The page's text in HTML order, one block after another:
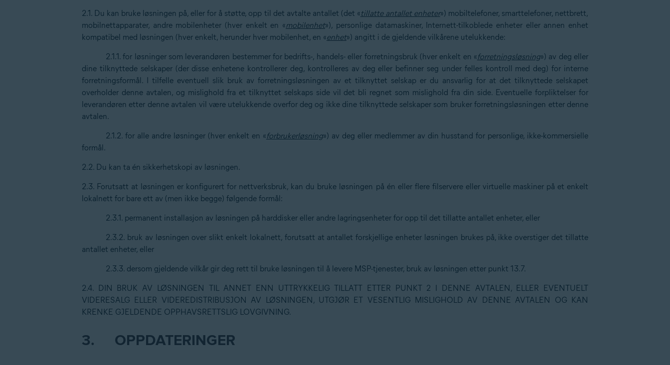
2.1. Du kan bruke løsningen på, eller for å støtte, opp til det avtalte antallet (det «tillatte antallet enheter») mobiltelefoner, smarttelefoner, nettbrett,
mobilnettapparater, andre mobilenheter (hver enkelt en «mobilenhet»), personlige datamaskiner, Internett-tilkoblede enheter eller annen enhet
kompatibel med løsningen (hver enkelt, herunder hver mobilenhet, en «enhet») angitt i de gjeldende vilkårene utelukkende:
2.1.1. for løsninger som leverandøren bestemmer for bedrifts-, handels- eller forretningsbruk (hver enkelt en «forretningsløsning») av deg eller
dine tilknyttede selskaper (der disse enhetene kontrollerer deg, kontrolleres av deg eller befinner seg under felles kontroll med deg) for interne
forretningsformål. I tilfelle eventuell slik bruk av forretningsløsningen av et tilknyttet selskap er du ansvarlig for at det tilknyttede selskapet
overholder denne avtalen, og mislighold fra et tilknyttet selskaps side vil det bli regnet som mislighold fra din side. Eventuelle forpliktelser for
leverandøren etter denne avtalen vil være utelukkende overfor deg og ikke dine tilknyttede selskaper som bruker forretningsløsningen etter denne
avtalen.
2.1.2. for alle andre løsninger (hver enkelt en «forbrukerløsning») av deg eller medlemmer av din husstand for personlige, ikke-kommersielle
formål.
2.2. Du kan ta én sikkerhetskopi av løsningen.
2.3. Forutsatt at løsningen er konfigurert for nettverksbruk, kan du bruke løsningen på én eller flere filservere eller virtuelle maskiner på et enkelt
lokalnett for bare ett av (men ikke begge) følgende formål:
2.3.1. permanent installasjon av løsningen på harddisker eller andre lagringsenheter for opp til det tillatte antallet enheter, eller
2.3.2. bruk av løsningen over slikt enkelt lokalnett, forutsatt at antallet forskjellige enheter løsningen brukes på, ikke overstiger det tillatte
antallet enheter, eller
2.3.3. dersom gjeldende vilkår gir deg rett til bruke løsningen til å levere MSP-tjenester, bruk av løsningen etter punkt 13.7.
2.4. DIN BRUK AV LØSNINGEN TIL ANNET ENN UTTRYKKELIG TILLATT ETTER PUNKT 2 I DENNE AVTALEN, ELLER EVENTUELT
VIDERESALG ELLER VIDEREDISTRIBUSJON AV LØSNINGEN, UTGJØR ET VESENTLIG MISLIGHOLD AV DENNE AVTALEN OG KAN
KRENKE GJELDENDE OPPHAVSRETTSLIG LOVGIVNING.
3. OPPDATERINGER